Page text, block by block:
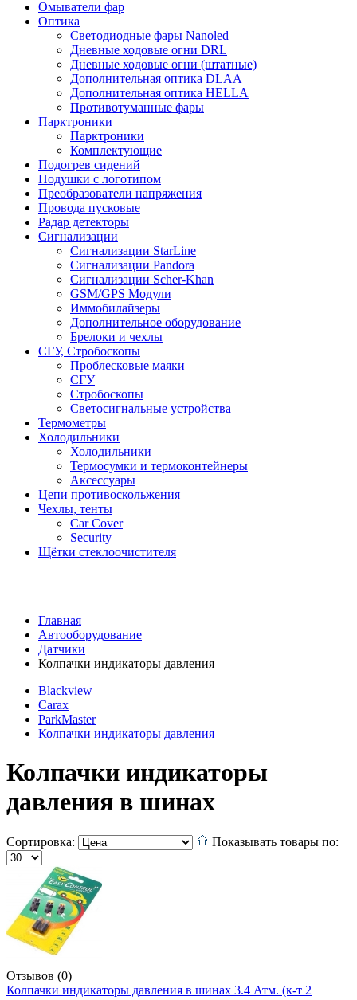
Омыватели фар
Оптика
Светодиодные фары Nanoled
Дневные ходовые огни DRL
Дневные ходовые огни (штатные)
Дополнительная оптика DLAA
Дополнительная оптика HELLA
Противотуманные фары
Парктроники
Парктроники
Комплектующие
Подогрев сидений
Подушки с логотипом
Преобразователи напряжения
Провода пусковые
Радар детекторы
Сигнализации
Сигнализации StarLine
Сигнализации Pandora
Сигнализации Scher-Khan
GSM/GPS Модули
Иммобилайзеры
Дополнительное оборудование
Брелоки и чехлы
СГУ, Стробоскопы
Проблесковые маяки
СГУ
Стробоскопы
Светосигнальные устройства
Термометры
Холодильники
Холодильники
Термосумки и термоконтейнеры
Аксессуары
Цепи противоскольжения
Чехлы, тенты
Car Cover
Security
Щётки стеклоочистителя
Главная
Автооборудование
Датчики
Колпачки индикаторы давления
Blackview
Carax
ParkMaster
Колпачки индикаторы давления
Колпачки индикаторы
давления в шинах
Сортировка: Показывать товары по:
Отзывов (0)
Колпачки индикаторы давления в шинах 3.4 Атм. (к-т 2